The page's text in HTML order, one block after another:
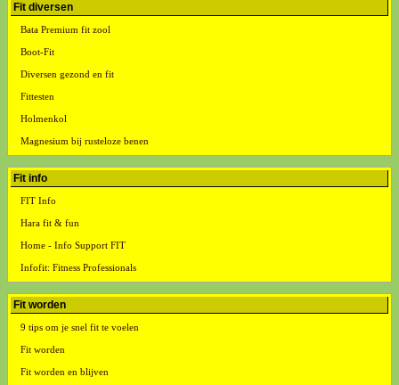
Fit diversen
Bata Premium fit zool
Boot-Fit
Diversen gezond en fit
Fittesten
Holmenkol
Magnesium bij rusteloze benen
Fit info
FIT Info
Hara fit & fun
Home - Info Support FIT
Infofit: Fitness Professionals
Fit worden
9 tips om je snel fit te voelen
Fit worden
Fit worden en blijven